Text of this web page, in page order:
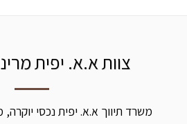
צוות א.א. יפית
משרד תיווך א.א. יפית נכסי יוקרה,